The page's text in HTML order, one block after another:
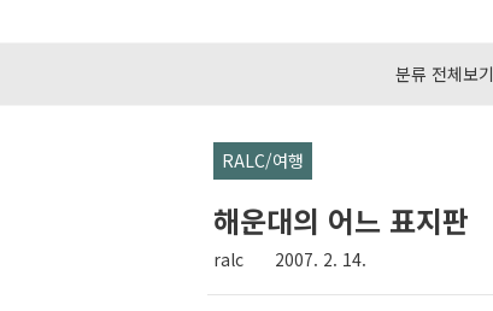
분류 전체보기
RALC/여행
해운대의 어느 표지판
ralc 2007. 2. 14.